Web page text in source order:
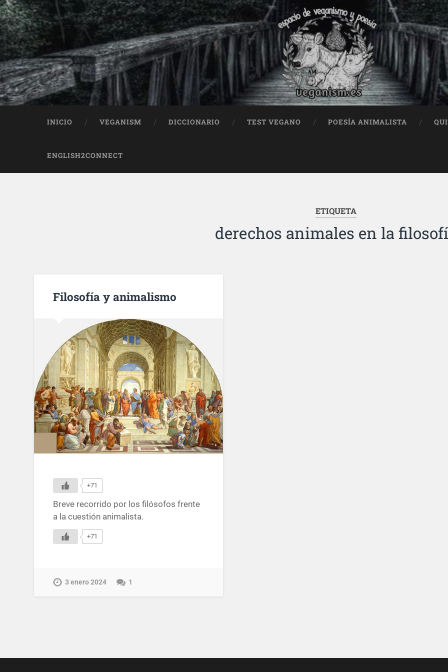
INICIO VEGANISM DICCIONARIO TEST VEGANO POESÍA ANIMALISTA
ENGLISH2CONNECT
ETIQUETA
derechos animales en la
Filosofía y animalismo
+71
Breve recorrido por los filósofos frente
a la cuestión animalista.
+71
3 enero 2024 1